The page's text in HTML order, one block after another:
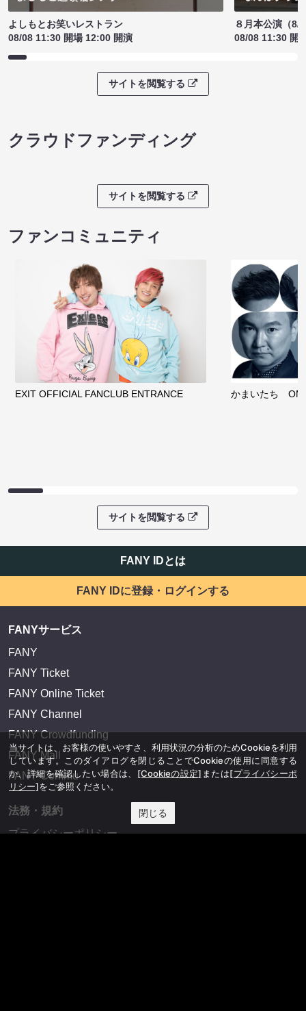
よしもとお笑いレストラン
08/08 11:30 開場 12:00 開演
８月本公演（8/
08/08 11:30 開
サイトを閲覧する
クラウドファンディング
サイトを閲覧する
ファンコミュニティ
EXIT OFFICIAL FANCLUB ENTRANCE かまいたち
サイトを閲覧する
FANY IDとは
FANY IDに登録・ログインする
FANYサービス
FANY
FANY Ticket
FANY Online Ticket
FANY Channel
FANY Crowdfunding
FANY Mall
FANY Commu
法務・規約
プライバシーポリシー
当サイトは、お客様の使いやすさ、利用状況の分析のためCookieを利用
しています。このダイアログを閉じることでCookieの使用に同意する
か、詳細を確認したい場合は、 [Cookieの設定] または[プライバシーポ
リシー]をご参照ください。
閉じる